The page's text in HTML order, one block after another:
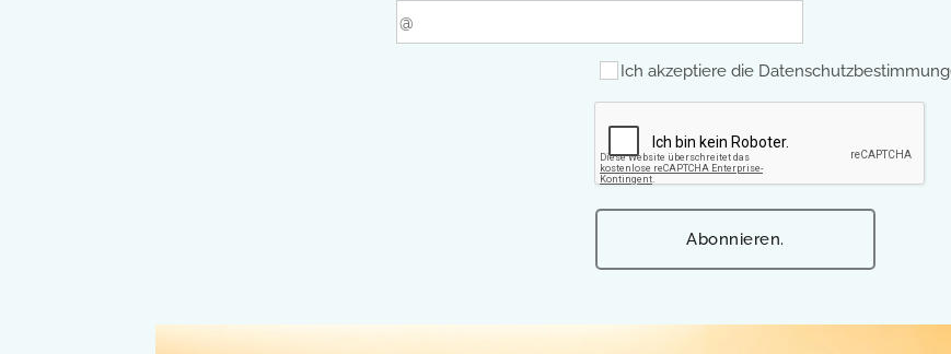
Ich akzeptiere die
Abonnieren.